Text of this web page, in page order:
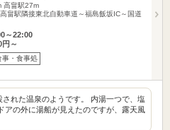
高畠駅27m
畠駅隣接東北自動車道～福島飯坂IC～国道
～22:00
円～
事・食事処
れた温泉のようです。 内湯一つで、塩
アの外に湯船が見えたのですが、露天風